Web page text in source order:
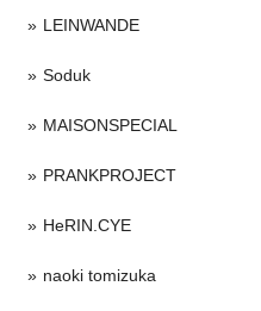
LEINWANDE
Soduk
MAISONSPECIAL
PRANKPROJECT
HeRIN.CYE
naoki tomizuka